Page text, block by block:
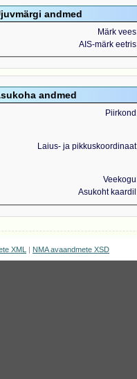
andmed
Märk vees
AIS-märk eetris
andmed
Piirkond
Laius- ja pikkuskoordinaat
Veekogu
Asukoht kaardil
XML | NMA avaandmete XSD